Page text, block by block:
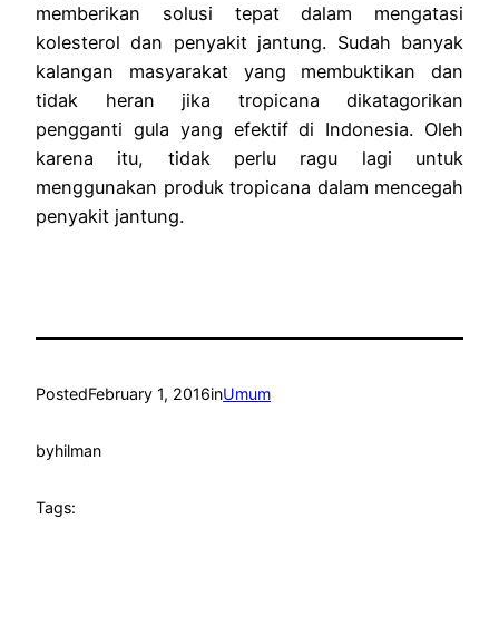
memberikan solusi tepat dalam mengatasi
kolesterol dan penyakit jantung. Sudah banyak
kalangan masyarakat yang membuktikan dan
tidak heran jika tropicana dikatagorikan
pengganti gula yang efektif di Indonesia. Oleh
karena itu, tidak perlu ragu lagi untuk
menggunakan produk tropicana dalam mencegah
penyakit jantung.
PostedFebruary 1, 2016inUmum
byhilman
Tags: